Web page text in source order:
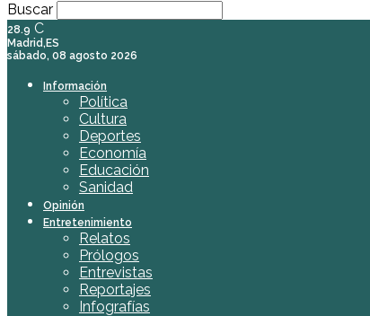
Buscar
28.9 C
Madrid,ES
sábado, 08 agosto 2026
Información
Política
Cultura
Deportes
Economía
Educación
Sanidad
Opinión
Entretenimiento
Relatos
Prólogos
Entrevistas
Reportajes
Infografías